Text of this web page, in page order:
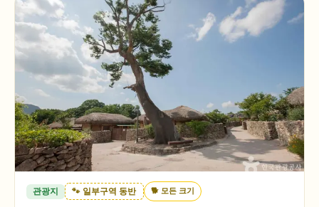
관광지 🐾 일부구역 동반 🐕 모든 크기